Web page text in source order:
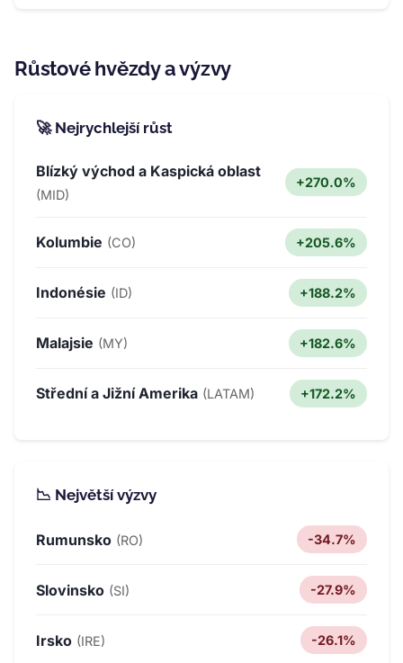
Růstové hvězdy a výzvy
🚀 Nejrychlejší růst
Blízký východ a Kaspická oblast
(MID)
+270.0%
Kolumbie (CO) +205.6%
Indonésie (ID) +188.2%
Malajsie (MY) +182.6%
Střední a Jižní Amerika (LATAM) +172.2%
📉 Největší výzvy
Rumunsko (RO) -34.7%
Slovinsko (SI) -27.9%
Irsko (IRE) -26.1%